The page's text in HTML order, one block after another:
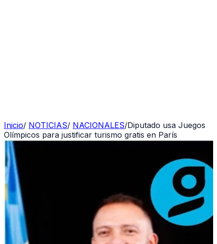
Inicio/ NOTICIAS/ NACIONALES/Diputado usa Juegos
Olímpicos para justificar turismo gratis en París